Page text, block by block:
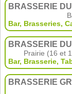
BRASSERIE
Bar, Brasseries,
BRASSERIE
Prairie (16 et
Bar, Brasserie,
BRASSERIE